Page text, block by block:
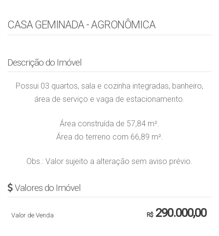
CASA GEMINADA - AGRONÔMICA
Descrição do Imóvel
Possui 03 quartos, sala e cozinha integradas, banheiro,
área de serviço e vaga de estacionamento.
Área construída de 57,84 m².
Área do terreno com 66,89 m².
Obs.: Valor sujeito a alteração sem aviso prévio.
Valores do Imóvel
R$290.000,00
Valor de Venda